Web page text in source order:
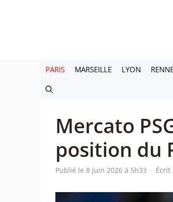
PARIS MARSEILLE LYON
Mercato
position du
Publié le 8 juin 2026 à 5h33 · Écrit